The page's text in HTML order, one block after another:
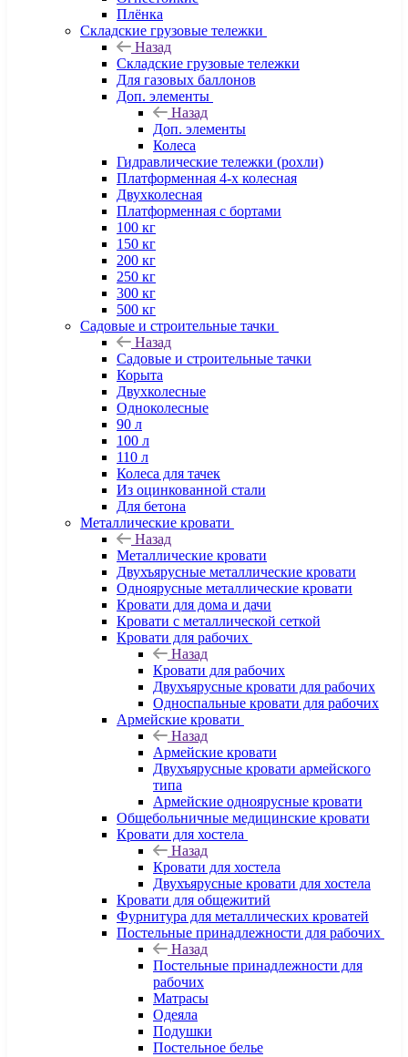
Плёнка
Складские грузовые тележки
Назад
Складские грузовые тележки
Для газовых баллонов
Доп. элементы
Назад
Доп. элементы
Колеса
Гидравлические тележки (рохли)
Платформенная 4-х колесная
Двухколесная
Платформенная с бортами
100 кг
150 кг
200 кг
250 кг
300 кг
500 кг
Садовые и строительные тачки
Назад
Садовые и строительные тачки
Корыта
Двухколесные
Одноколесные
90 л
100 л
110 л
Колеса для тачек
Из оцинкованной стали
Для бетона
Металлические кровати
Назад
Металлические кровати
Двухъярусные металлические кровати
Одноярусные металлические кровати
Кровати для дома и дачи
Кровати с металлической сеткой
Кровати для рабочих
Назад
Кровати для рабочих
Двухъярусные кровати для рабочих
Односпальные кровати для рабочих
Армейские кровати
Назад
Армейские кровати
Двухъярусные кровати армейского
типа
Армейские одноярусные кровати
Общебольничные медицинские кровати
Кровати для хостела
Назад
Кровати для хостела
Двухъярусные кровати для хостела
Кровати для общежитий
Фурнитура для металлических кроватей
Постельные принадлежности для рабочих
Назад
Постельные принадлежности для
рабочих
Матрасы
Одеяла
Подушки
Постельное белье